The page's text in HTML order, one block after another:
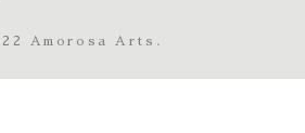
Amorosa Arts.